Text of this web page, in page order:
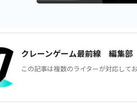
クレーンゲーム最前線 編集部
この記事は複数のライターが対応してお